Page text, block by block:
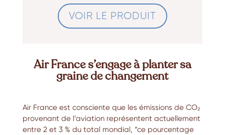
VOIR LE PRODUIT
Air France s’engage à planter sa
graine de changement
Air France est consciente que les émissions de CO₂
provenant de l’aviation représentent actuellement
entre 2 et 3 % du total mondial, “ce pourcentage